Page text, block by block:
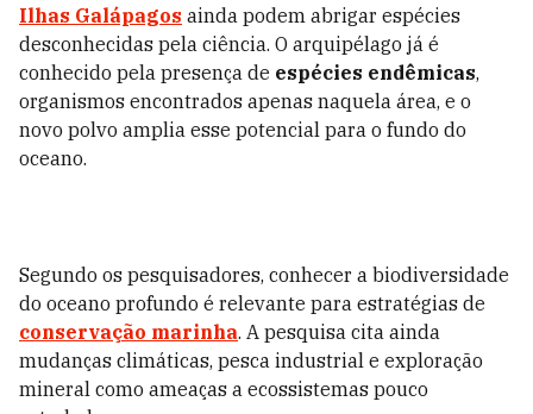
Ilhas Galápagos ainda podem abrigar espécies
desconhecidas pela ciência. O arquipélago já é
conhecido pela presença de espécies endêmicas,
organismos encontrados apenas naquela área, e o
novo polvo amplia esse potencial para o fundo do
oceano.
Segundo os pesquisadores, conhecer a biodiversidade
do oceano profundo é relevante para estratégias de
conservação marinha. A pesquisa cita ainda
mudanças climáticas, pesca industrial e exploração
mineral como ameaças a ecossistemas pouco